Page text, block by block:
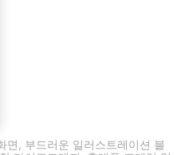
면, 부드러운 일러스트레이션 블